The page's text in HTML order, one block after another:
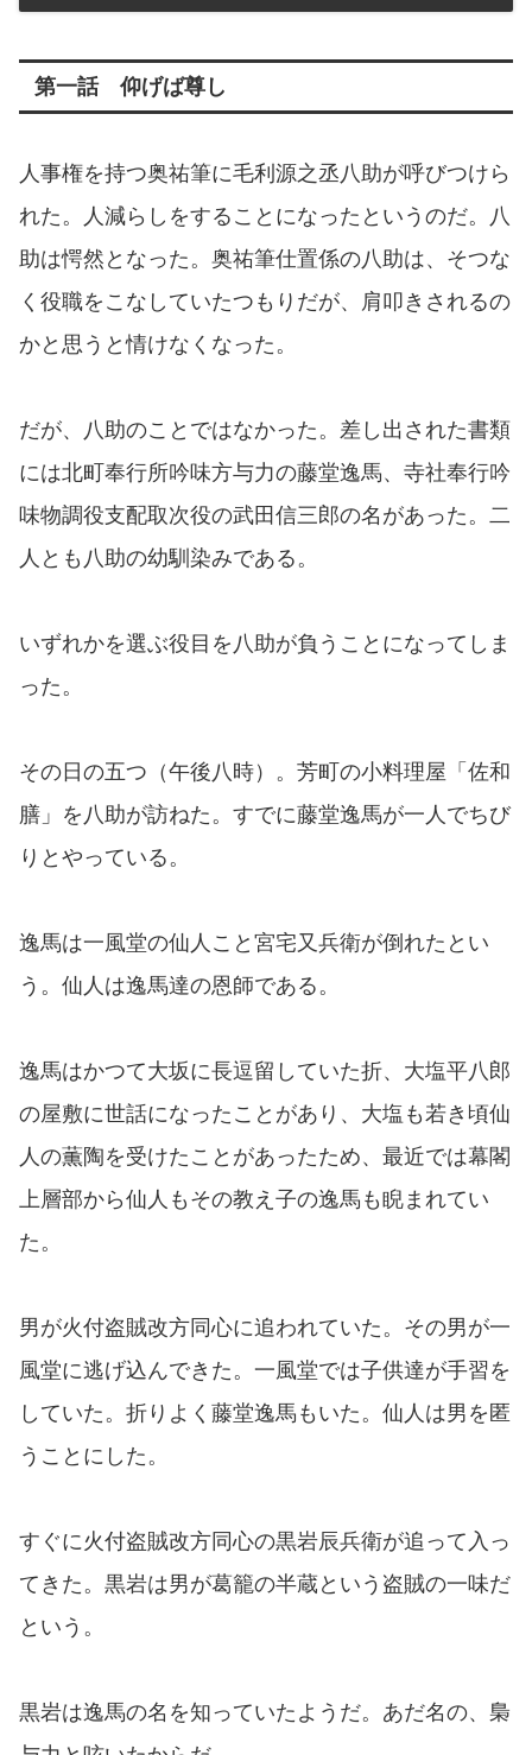
第一話 仰げば尊し
人事権を持つ奥祐筆に毛利源之丞八助が呼びつけら
れた。人減らしをすることになったというのだ。八
助は愕然となった。奥祐筆仕置係の八助は、そつな
く役職をこなしていたつもりだが、肩叩きされるの
かと思うと情けなくなった。
だが、八助のことではなかった。差し出された書類
には北町奉行所吟味方与力の藤堂逸馬、寺社奉行吟
味物調役支配取次役の武田信三郎の名があった。二
人とも八助の幼馴染みである。
いずれかを選ぶ役目を八助が負うことになってしま
った。
その日の五つ（午後八時）。芳町の小料理屋「佐和
膳」を八助が訪ねた。すでに藤堂逸馬が一人でちび
りとやっている。
逸馬は一風堂の仙人こと宮宅又兵衛が倒れたとい
う。仙人は逸馬達の恩師である。
逸馬はかつて大坂に長逗留していた折、大塩平八郎
の屋敷に世話になったことがあり、大塩も若き頃仙
人の薫陶を受けたことがあったため、最近では幕閣
上層部から仙人もその教え子の逸馬も睨まれてい
た。
男が火付盗賊改方同心に追われていた。その男が一
風堂に逃げ込んできた。一風堂では子供達が手習を
していた。折りよく藤堂逸馬もいた。仙人は男を匿
うことにした。
すぐに火付盗賊改方同心の黒岩辰兵衛が追って入っ
てきた。黒岩は男が葛籠の半蔵という盗賊の一味だ
という。
黒岩は逸馬の名を知っていたようだ。あだ名の、梟